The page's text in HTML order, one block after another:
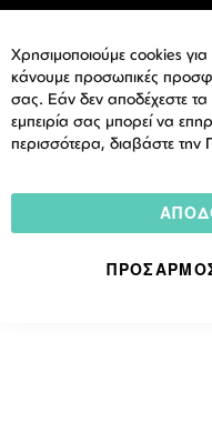
Χρησιμοποιούμε cookies
κάνουμε προσωπικές
σας. Εάν δεν αποδέχεστε
εμπειρία σας μπορεί να
περισσότερα, διαβάστε την